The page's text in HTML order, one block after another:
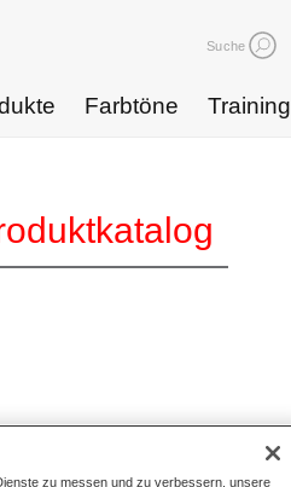
Suche
Farbtöne Training
zu messen und zu verbessern, unsere